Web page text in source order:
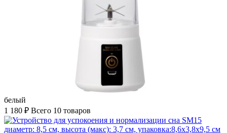
белый
1 180 ₽ Всего 10 товаров